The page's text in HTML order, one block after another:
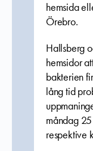
hemsida
Örebro.
Hallsberg
hemsidor
bakterien
lång tid
u
måndag
respektive